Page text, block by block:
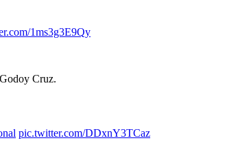
1ms3g3E9Qy
Cruz.
pic.twitter.com/DDxnY3TCaz